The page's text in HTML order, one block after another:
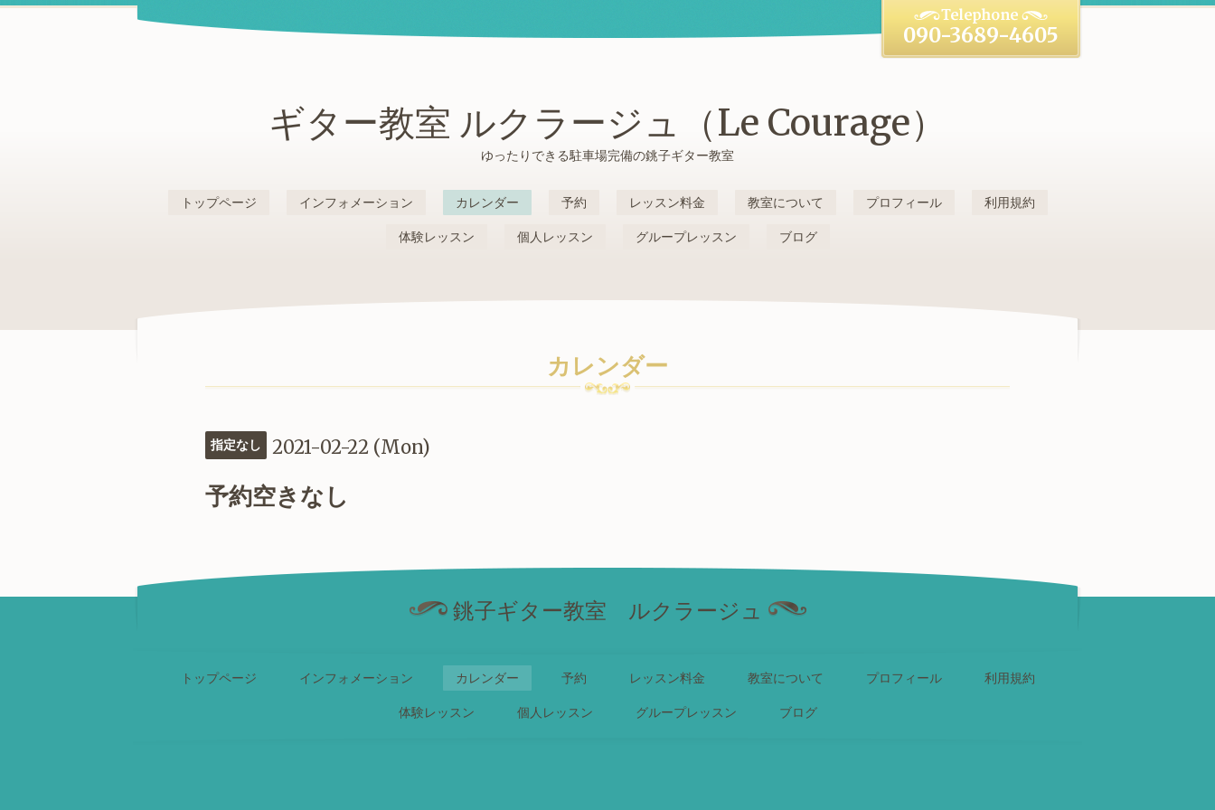
ギター教室 ルクラージュ（Le Courage）
ゆったりできる駐車場完備の銚子ギター教室
090-3689-4605
トップページ インフォメーション カレンダー 予約 レッスン料金 教室について プロフィール 利用規約
体験レッスン 個人レッスン グループレッスン ブログ
カレンダー
指定なし 2021-02-22 (Mon)
予約空きなし
銚子ギター教室 ルクラージュ
トップページ インフォメーション カレンダー 予約 レッスン料金 教室について プロフィール 利用規約
体験レッスン 個人レッスン グループレッスン ブログ